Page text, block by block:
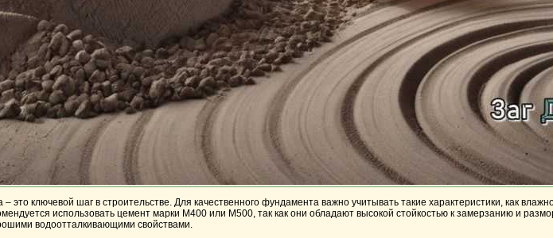
ключевой шаг в строительстве. Для качественного фундамента важно учитывать такие характеристики, как
использовать цемент марки М400 или М500 , так как они обладают высокой стойкостью к замерзанию и
водоотталкивающими свойствами.